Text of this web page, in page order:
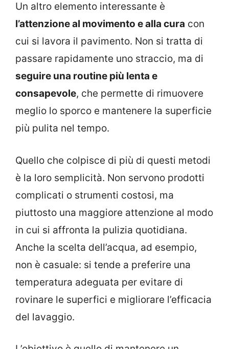
Un altro elemento interessante è
l’attenzione al movimento e alla cura con
cui si lavora il pavimento. Non si tratta di
passare rapidamente uno straccio, ma di
seguire una routine più lenta e
consapevole, che permette di rimuovere
meglio lo sporco e mantenere la superficie
più pulita nel tempo.
Quello che colpisce di più di questi metodi
è la loro semplicità. Non servono prodotti
complicati o strumenti costosi, ma
piuttosto una maggiore attenzione al modo
in cui si affronta la pulizia quotidiana.
Anche la scelta dell’acqua, ad esempio,
non è casuale: si tende a preferire una
temperatura adeguata per evitare di
rovinare le superfici e migliorare l’efficacia
del lavaggio.